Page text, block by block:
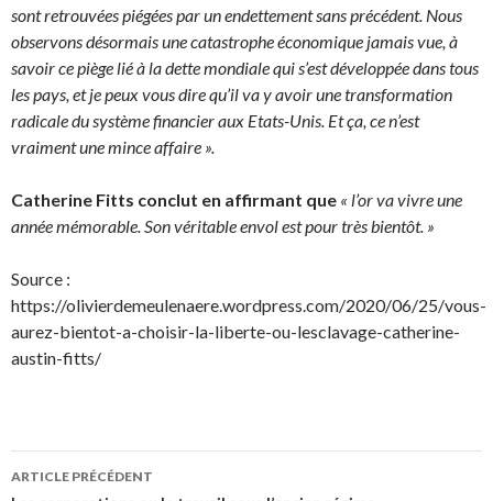
sont retrouvées piégées par un endettement sans précédent. Nous
observons désormais une catastrophe économique jamais vue, à
savoir ce piège lié à la dette mondiale qui s’est développée dans tous
les pays, et je peux vous dire qu’il va y avoir une transformation
radicale du système financier aux Etats-Unis. Et ça, ce n’est
vraiment une mince affaire ».
Catherine Fitts conclut en affirmant que « l’or va vivre une
année mémorable. Son véritable envol est pour très bientôt. »
Source :
https://olivierdemeulenaere.wordpress.com/2020/06/25/vous-
aurez-bientot-a-choisir-la-liberte-ou-lesclavage-catherine-
austin-fitts/
Navigation
ARTICLE PRÉCÉDENT